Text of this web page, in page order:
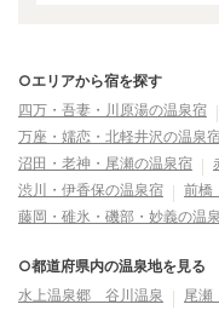
○エリアから宿を探す
四万・吾妻・川原湯の温泉宿
万座・嬬恋・北軽井沢の温泉
沼田・老神・尾瀬の温泉宿
渋川・伊香保の温泉宿
前橋
藤岡・碓氷・磯部・妙義の温
○都道府県内の温泉地を見る
水上温泉郷 谷川温泉
尾瀬